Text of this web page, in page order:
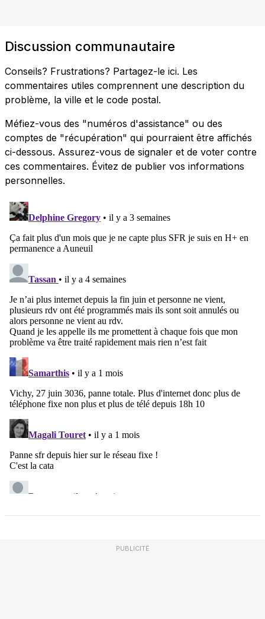
Discussion communautaire
Conseils? Frustrations? Partagez-le ici. Les
commentaires utiles comprennent une description du
problème, la ville et le code postal.
Méfiez-vous des "numéros d'assistance" ou des
comptes de "récupération" qui pourraient être affichés
ci-dessous. Assurez-vous de signaler et de voter contre
ces commentaires. Évitez de publier vos informations
personnelles.
PUBLICITÉ